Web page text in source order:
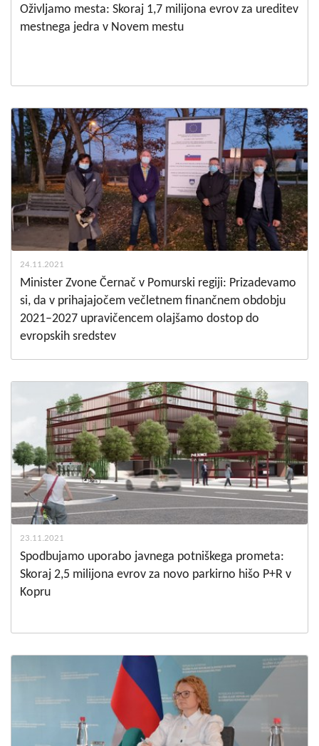
Oživljamo mesta: Skoraj 1,7 milijona evrov za ureditev
mestnega jedra v Novem mestu
24.11.2021
Minister Zvone Černač v Pomurski regiji: Prizadevamo
si, da v prihajajočem večletnem finančnem obdobju
2021–2027 upravičencem olajšamo dostop do
evropskih sredstev
23.11.2021
Spodbujamo uporabo javnega potniškega prometa:
Skoraj 2,5 milijona evrov za novo parkirno hišo P+R v
Kopru